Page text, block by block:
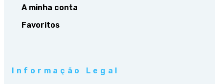
A minha conta
Favoritos
Informação Legal